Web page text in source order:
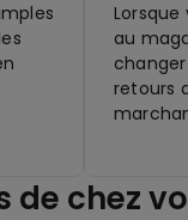
au
retours
de chez